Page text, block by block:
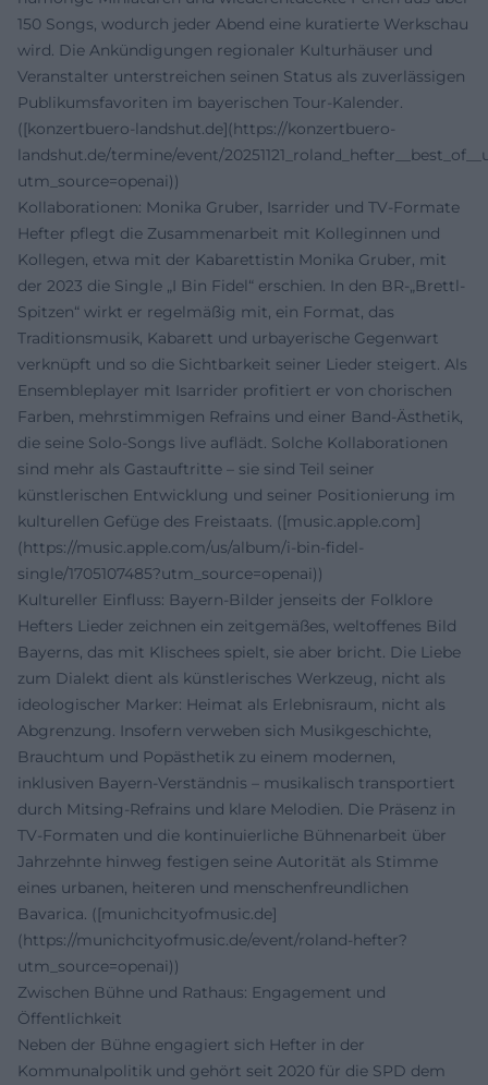
150 Songs, wodurch jeder Abend eine kuratierte Werkschau
wird. Die Ankündigungen regionaler Kulturhäuser und
Veranstalter unterstreichen seinen Status als zuverlässigen
Publikumsfavoriten im bayerischen Tour-Kalender.
([konzertbuero-landshut.de](https://konzertbuero-
landshut.de/termine/event/
utm_source=openai))
Kollaborationen: Monika Gruber, Isarrider und TV-Formate
Hefter pflegt die Zusammenarbeit mit Kolleginnen und
Kollegen, etwa mit der Kabarettistin Monika Gruber, mit
der 2023 die Single „I Bin Fidel“ erschien. In den BR-„Brettl-
Spitzen“ wirkt er regelmäßig mit, ein Format, das
Traditionsmusik, Kabarett und urbayerische Gegenwart
verknüpft und so die Sichtbarkeit seiner Lieder steigert. Als
Ensembleplayer mit Isarrider profitiert er von chorischen
Farben, mehrstimmigen Refrains und einer Band-Ästhetik,
die seine Solo-Songs live auflädt. Solche Kollaborationen
sind mehr als Gastauftritte – sie sind Teil seiner
künstlerischen Entwicklung und seiner Positionierung im
kulturellen Gefüge des Freistaats. ([music.apple.com]
(https://music.apple.com/us/album/i-bin-fidel-
single/1705107485?utm_source=openai))
Kultureller Einfluss: Bayern-Bilder jenseits der Folklore
Hefters Lieder zeichnen ein zeitgemäßes, weltoffenes Bild
Bayerns, das mit Klischees spielt, sie aber bricht. Die Liebe
zum Dialekt dient als künstlerisches Werkzeug, nicht als
ideologischer Marker: Heimat als Erlebnisraum, nicht als
Abgrenzung. Insofern verweben sich Musikgeschichte,
Brauchtum und Popästhetik zu einem modernen,
inklusiven Bayern-Verständnis – musikalisch transportiert
durch Mitsing-Refrains und klare Melodien. Die Präsenz in
TV-Formaten und die kontinuierliche Bühnenarbeit über
Jahrzehnte hinweg festigen seine Autorität als Stimme
eines urbanen, heiteren und menschenfreundlichen
Bavarica. ([munichcityofmusic.de]
(https://munichcityofmusic.de/event/roland-hefter?
utm_source=openai))
Zwischen Bühne und Rathaus: Engagement und
Öffentlichkeit
Neben der Bühne engagiert sich Hefter in der
Kommunalpolitik und gehört seit 2020 für die SPD dem